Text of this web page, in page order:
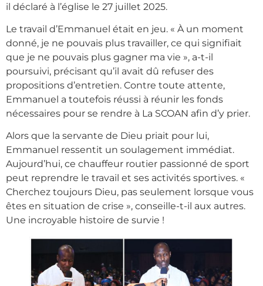
il déclaré à l’église le 27 juillet 2025.
Le travail d’Emmanuel était en jeu. « À un moment
donné, je ne pouvais plus travailler, ce qui signifiait
que je ne pouvais plus gagner ma vie », a-t-il
poursuivi, précisant qu’il avait dû refuser des
propositions d’entretien. Contre toute attente,
Emmanuel a toutefois réussi à réunir les fonds
nécessaires pour se rendre à La SCOAN afin d’y prier.
Alors que la servante de Dieu priait pour lui,
Emmanuel ressentit un soulagement immédiat.
Aujourd’hui, ce chauffeur routier passionné de sport
peut reprendre le travail et ses activités sportives. «
Cherchez toujours Dieu, pas seulement lorsque vous
êtes en situation de crise », conseille-t-il aux autres.
Une incroyable histoire de survie !